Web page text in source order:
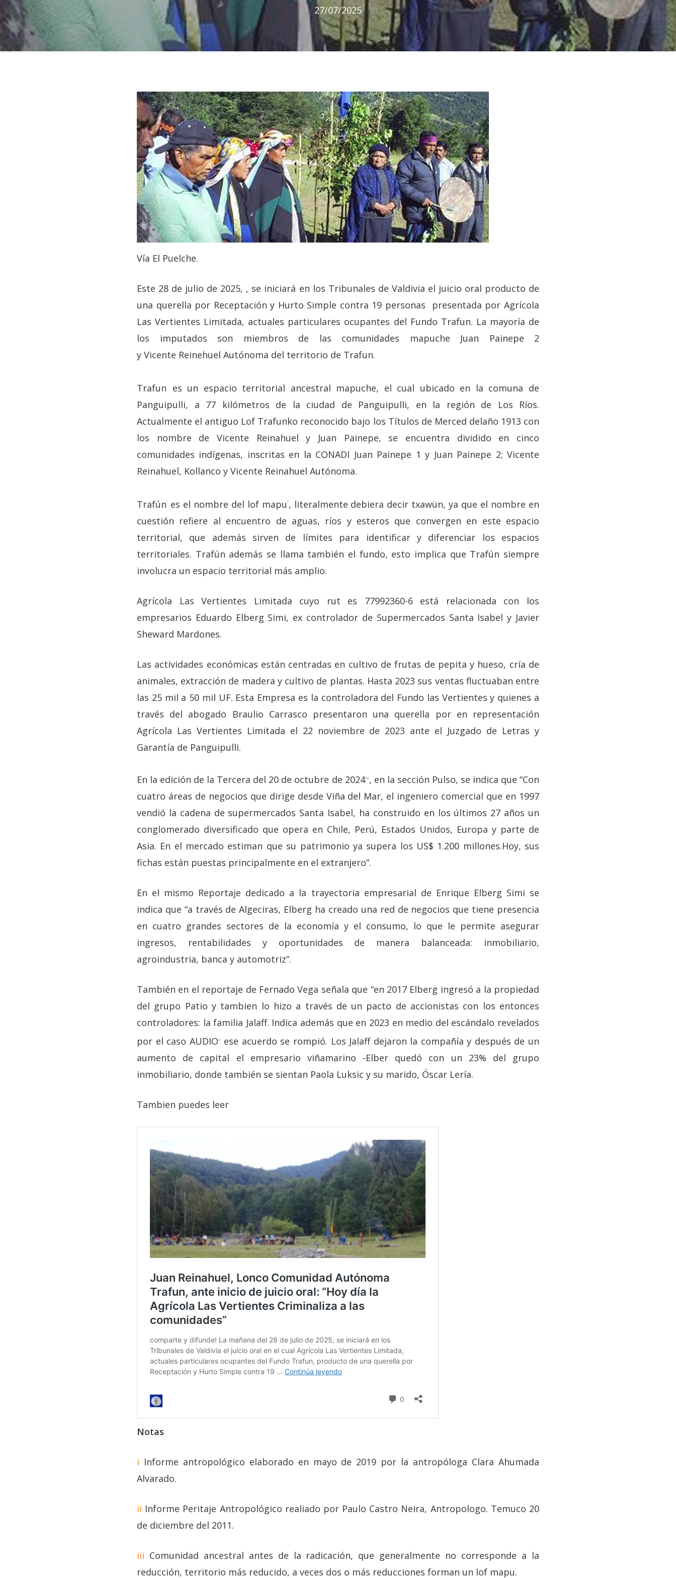
Hit enter to search or ESC to close
27/07/2025
Vía El Puelche.
Este 28 de julio de 2025, , se iniciará en los Tribunales de Valdivia el juicio oral producto de
una querella por Receptación y Hurto Simple contra 19 personas presentada por Agrícola
Las Vertientes Limitada, actuales particulares ocupantes del Fundo Trafun. La mayoría de
los imputados son miembros de las comunidades mapuche Juan Painepe 2
y Vicente Reinehuel Autónoma del territorio de Trafun.
Trafuni
es un espacio territorial ancestral mapuche, el cual ubicado en la comuna de
Panguipulli, a 77 kilómetros de la ciudad de Panguipulli, en la región de Los Ríos.
Actualmente el antiguo Lof Trafunko reconocido bajo los Títulos de Merced delaño 1913 con
los nombre de Vicente Reinahuel y Juan Painepe, se encuentra dividido en cinco
comunidades indígenas, inscritas en la CONADI Juan Painepe 1 y Juan Painepe 2; Vicente
Reinahuel, Kollanco y Vicente Reinahuel Autónoma.
Trafúnii es el nombre del lof mapu iii, literalmente debiera decir txawün, ya que el nombre en
cuestión refiere al encuentro de aguas, ríos y esteros que convergen en este espacio
territorial, que además sirven de límites para identificar y diferenciar los espacios
territoriales. Trafún además se llama también el fundo, esto implica que Trafún siempre
involucra un espacio territorial más amplio.
Agrícola Las Vertientes Limitada cuyo rut es 77992360-6 está relacionada con los
empresarios Eduardo Elberg Simi, ex controlador de Supermercados Santa Isabel y Javier
Sheward Mardones.
Las actividades económicas están centradas en cultivo de frutas de pepita y hueso, cría de
animales, extracción de madera y cultivo de plantas. Hasta 2023 sus ventas fluctuaban entre
las 25 mil a 50 mil UF. Esta Empresa es la controladora del Fundo las Vertientes y quienes a
través del abogado Braulio Carrasco presentaron una querella por en representación
Agrícola Las Vertientes Limitada el 22 noviembre de 2023 ante el Juzgado de Letras y
Garantía de Panguipulli.
En la edición de la Tercera del 20 de octubre de 2024ix, en la sección Pulso, se indica que “Con
cuatro áreas de negocios que dirige desde Viña del Mar, el ingeniero comercial que en 1997
vendió la cadena de supermercados Santa Isabel, ha construido en los últimos 27 años un
conglomerado diversificado que opera en Chile, Perú, Estados Unidos, Europa y parte de
Asia. En el mercado estiman que su patrimonio ya supera los US$ 1.200 millones.Hoy, sus
fichas están puestas principalmente en el extranjero”.
En el mismo Reportaje dedicado a la trayectoria empresarial de Enrique Elberg Simi se
indica que “a través de Algeciras, Elberg ha creado una red de negocios que tiene presencia
en cuatro grandes sectores de la economía y el consumo, lo que le permite asegurar
ingresos, rentabilidades y oportunidades de manera balanceada: inmobiliario,
agroindustria, banca y automotriz”.
También en el reportaje de Fernado Vega señala que “en 2017 Elberg ingresó a la propiedad
del grupo Patio y tambien lo hizo a través de un pacto de accionistas con los entonces
controladores: la familia Jalaff. Indica además que en 2023 en medio del escándalo revelados
por el caso AUDIOxese acuerdo se rompió. Los Jalaff dejaron la compañía y después de un
aumento de capital el empresario viñamarino -Elber quedó con un 23% del grupo
inmobiliario, donde también se sientan Paola Luksic y su marido, Óscar Lería.
Tambien puedes leer
Notas
i Informe antropológico elaborado en mayo de 2019 por la antropóloga Clara Ahumada
Alvarado.
ii Informe Peritaje Antropológico realiado por Paulo Castro Neira, Antropologo. Temuco 20
de diciembre del 2011.
iii Comunidad ancestral antes de la radicación, que generalmente no corresponde a la
reducción, territorio más reducido, a veces dos o más reducciones forman un lof mapu.